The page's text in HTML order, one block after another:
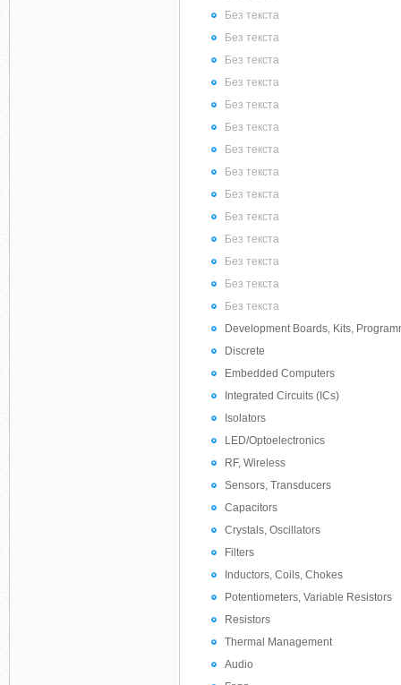
Без текста
Без текста
Без текста
Без текста
Без текста
Без текста
Без текста
Без текста
Без текста
Без текста
Без текста
Без текста
Без текста
Без текста
Development Boards, Kits,
Discrete
Embedded Computers
Integrated Circuits (ICs)
Isolators
LED/Optoelectronics
RF, Wireless
Sensors, Transducers
Capacitors
Crystals, Oscillators
Filters
Inductors, Coils, Chokes
Potentiometers, Variable Resistors
Resistors
Thermal Management
Audio